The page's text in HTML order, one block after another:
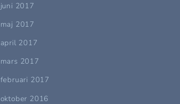
juni 2017
maj 2017
april 2017
mars 2017
februari 2017
oktober 2016